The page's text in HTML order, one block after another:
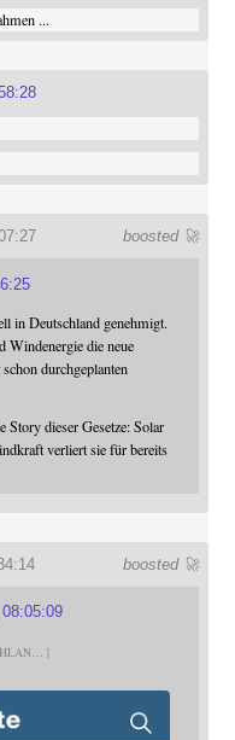
...
boosted 🚀
in Deutschland genehmigt.
Windenergie die neue
durchgeplanten
dieser Gesetze: Solar
verliert sie für bereits
boosted 🚀